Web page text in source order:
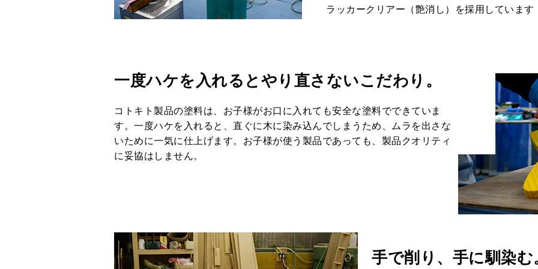
ラッカークリアー（艶消し）を採用しています
一度ハケを入れると やり直さないこだわり。
コトキト製品の塗料は、お子様がお口に入れても安全な塗料でできていま
す。一度ハケを入れると、直ぐに木に染み込んでしまうため、ムラを出さな
いために一気に仕上げます。お子様が使う製品であっても、製品クオリティ
に妥協はしません。
手で削り、手に馴染む